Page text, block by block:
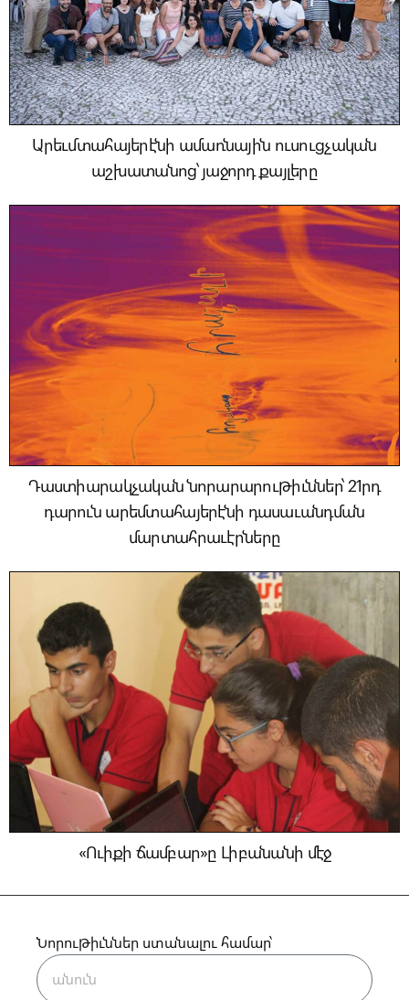
Արեւմտահայերէնի ամառնային ուսուցչական
աշխատանոց՝ յաջորդ քայլերը
Դաստիարակչական նորարարութիւններ՝ 21րդ
դարուն արեմտահայերէնի դասաւանդման
մարտահրաւէրները
«Ուիքի ճամբար»ը Լիբանանի մէջ
Նորութիւններ ստանալու համար՝